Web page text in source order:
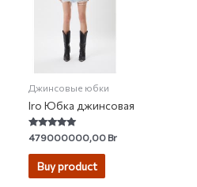
Джинсовые юбки
Iro Юбка джинсовая
Rated
5.00
out of 5
479000000,00Br
Buy product